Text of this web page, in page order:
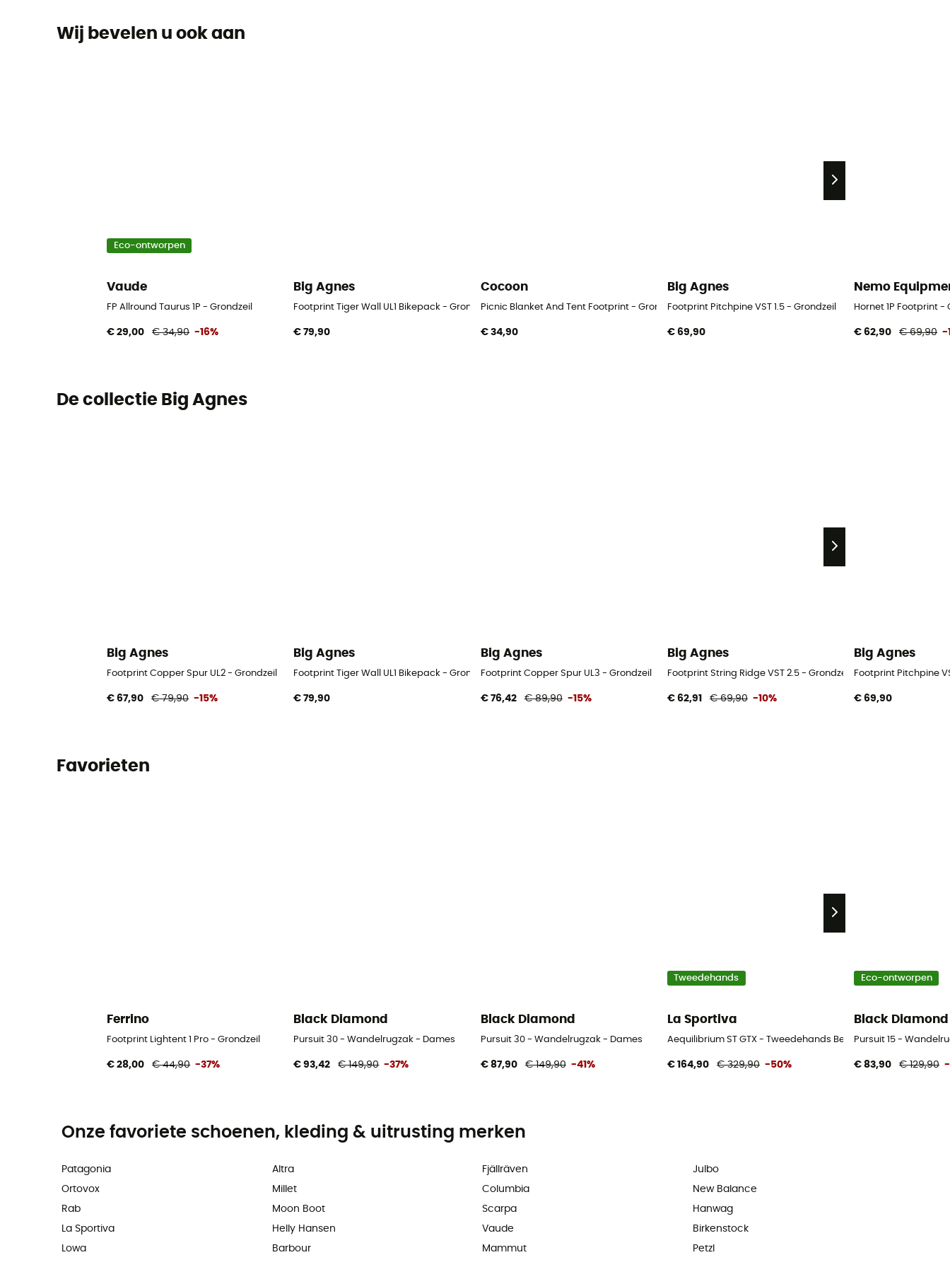
Wij bevelen u ook aan
Eco-ontworpen
Vaude
FP Allround Taurus 1P - Grondzeil
€ 29,00 € 34,90 -16%
Big Agnes
Footprint Tiger Wall UL1 Bikepack - Grondzeil
€ 79,90
Cocoon
Picnic Blanket And Tent Footprint - Grondzeil
€ 34,90
Big Agnes
Footprint Pitchpine VST 1.5 - Grondzeil
€ 69,90
Nemo
Hornet 1P Footprint -
€ 62,90 € 69,90 -
De collectie Big Agnes
Big Agnes
Footprint Copper Spur UL2 - Grondzeil
€ 67,90 € 79,90 -15%
Big Agnes
Footprint Tiger Wall UL1 Bikepack - Grondzeil
€ 79,90
Big Agnes
Footprint Copper Spur UL3 - Grondzeil
€ 76,42 € 89,90 -15%
Big Agnes
Footprint String Ridge VST 2.5 - Grondzeil
€ 62,91 € 69,90 -10%
Big Agnes
Footprint Pitchpine
€ 69,90
Favorieten
Ferrino
Footprint Lightent 1 Pro - Grondzeil
€ 28,00 € 44,90 -37%
Black Diamond
Pursuit 30 - Wandelrugzak - Dames
€ 93,42 € 149,90 -37%
Black Diamond
Pursuit 30 - Wandelrugzak - Dames
€ 87,90 € 149,90 -41%
Tweedehands
La Sportiva
Aequilibrium ST GTX - Tweedehands Bergschoenen - Heren -
€ 164,90 € 329,90 -50%
Eco-ontworpen
Black Diamond
Pursuit 15 -
€ 83,90 € 129,90 -
Onze favoriete schoenen, kleding & uitrusting merken
Patagonia
Ortovox
Rab
La Sportiva
Lowa
Altra
Millet
Moon Boot
Helly Hansen
Barbour
Fjällräven
Columbia
Scarpa
Vaude
Mammut
Julbo
New Balance
Hanwag
Birkenstock
Petzl